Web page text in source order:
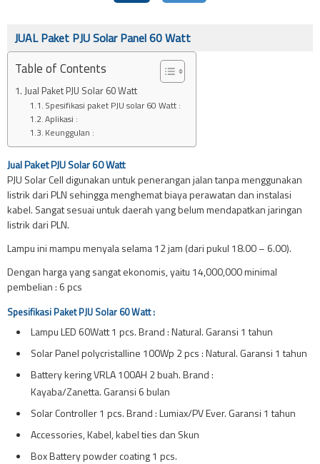
JUAL Paket PJU Solar Panel 60 Watt
Table of Contents
Jual Paket PJU Solar 60 Watt
Spesifikasi paket PJU solar 60 Watt :
Aplikasi :
Keunggulan :
Jual Paket PJU Solar 60 Watt
PJU Solar Cell digunakan untuk penerangan jalan tanpa menggunakan
listrik dari PLN sehingga menghemat biaya perawatan dan instalasi
kabel. Sangat sesuai untuk daerah yang belum mendapatkan jaringan
listrik dari PLN.
Lampu ini mampu menyala selama 12 jam (dari pukul 18.00 – 6.00).
Dengan harga yang sangat ekonomis, yaitu 14,000,000 minimal
pembelian : 6 pcs
Spesifikasi Paket PJU Solar 60 Watt :
Lampu LED 60Watt 1 pcs. Brand : Natural. Garansi 1 tahun
Solar Panel polycristalline 100Wp 2 pcs : Natural. Garansi 1 tahun
Battery kering VRLA 100AH 2 buah. Brand :
Kayaba/Zanetta. Garansi 6 bulan
Solar Controller 1 pcs. Brand : Lumiax/PV Ever. Garansi 1 tahun
Accessories, Kabel, kabel ties dan Skun
Box Battery powder coating 1 pcs.